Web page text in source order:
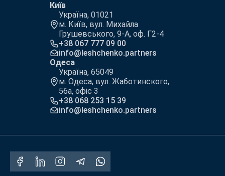
Київ
Україна, 01021
м. Київ, вул. Михайла
Грушевського, 9-А, оф. Г2-4
+38 067 777 09 00
info@leshchenko.partners
Одеса
Україна, 65049
м. Одеса, вул. Жаботинского,
56а, офіс 3
+38 068 253 15 39
info@leshchenko.partners